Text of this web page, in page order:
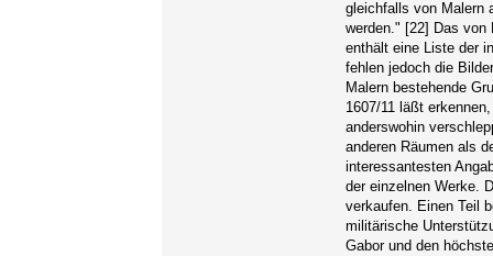
gleichfalls von Malern
werden." [22] Das von
enthält eine Liste der
fehlen jedoch die
Malern bestehende
1607/11 läßt
anderswohin
anderen Räumen als
interessantesten
der einzelnen Werke.
verkaufen. Einen Teil
militärische
Gabor und den